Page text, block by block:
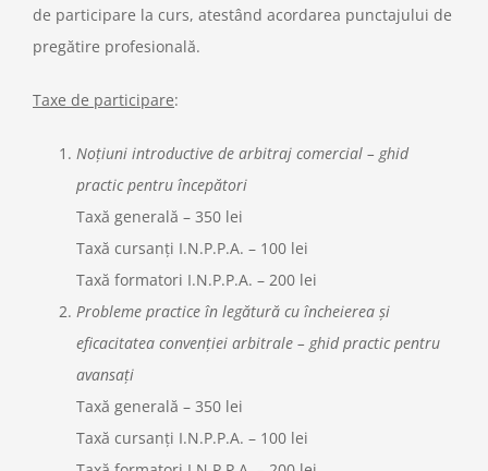
de participare la curs, atestând acordarea punctajului de
pregătire profesională.
Taxe de participare:
Noțiuni introductive de arbitraj comercial – ghid
practic pentru începători
Taxă generală – 350 lei
Taxă cursanți I.N.P.P.A. – 100 lei
Taxă formatori I.N.P.P.A. – 200 lei
Probleme practice în legătură cu încheierea și
eficacitatea convenției arbitrale – ghid practic pentru
avansați
Taxă generală – 350 lei
Taxă cursanți I.N.P.P.A. – 100 lei